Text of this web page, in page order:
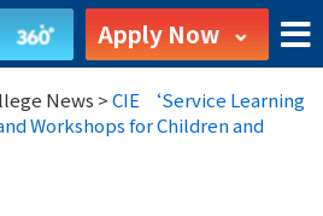
Apply Now
News >CIE ‘Service Learning
Workshops for Children and